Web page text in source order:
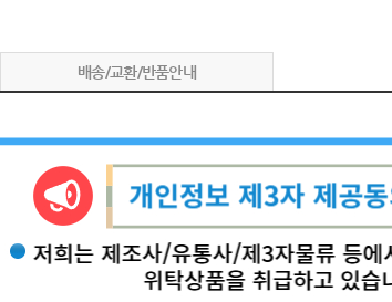
배송/교환/반품안내